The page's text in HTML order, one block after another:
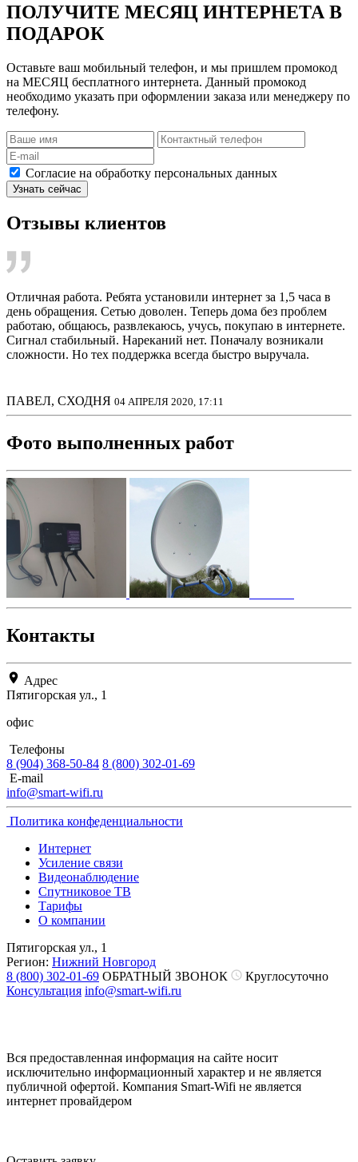
ПОЛУЧИТЕ МЕСЯЦ ИНТЕРНЕТА В
ПОДАРОК
Оставьте ваш мобильный телефон, и мы пришлем промокод
на МЕСЯЦ бесплатного интернета. Данный промокод
необходимо указать при оформлении заказа или менеджеру по
телефону.
Согласие на обработку персональных данных
Узнать сейчас
Отзывы клиентов
Отличная работа. Ребята установили интернет за 1,5 часа в
день обращения. Сетью доволен. Теперь дома без проблем
работаю, общаюсь, развлекаюсь, учусь, покупаю в интернете.
Сигнал стабильный. Нареканий нет. Поначалу возникали
сложности. Но тех поддержка всегда быстро выручала.
ПАВЕЛ, СХОДНЯ 04 АПРЕЛЯ 2020, 17:11
Фото выполненных работ
Контакты
Адрес
Пятигорская ул., 1
офис
Телефоны
8 (904) 368-50-84 8 (800) 302-01-69
E-mail
info@smart-wifi.ru
Политика конфеденциальности
Интернет
Усиление связи
Видеонаблюдение
Спутниковое ТВ
Тарифы
О компании
Пятигорская ул., 1
Регион: Нижний Новгород
8 (800) 302-01-69 ОБРАТНЫЙ ЗВОНОК
Круглосуточно
Консультация info@smart-wifi.ru
Вся предоставленная информация на сайте носит
исключительно информационный характер и не является
публичной офертой. Компания Smart-Wifi не является
интернет провайдером